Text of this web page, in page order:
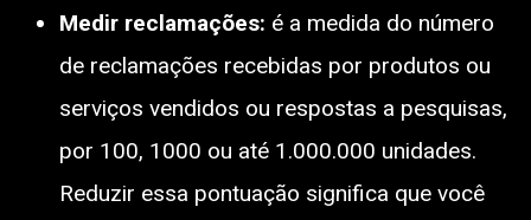
Medir reclamações: é a medida do número
de reclamações recebidas por produtos ou
serviços vendidos ou respostas a pesquisas,
por 100, 1000 ou até 1.000.000 unidades.
Reduzir essa pontuação significa que você